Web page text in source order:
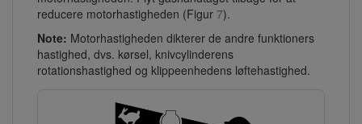
reducere motorhastigheden (Figur 7).
Note: Motorhastigheden dikterer de andre funktioners
hastighed, dvs. kørsel, knivcylinderens
rotationshastighed og klippeenhedens løftehastighed.